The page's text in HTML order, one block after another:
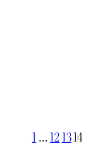
1…121314